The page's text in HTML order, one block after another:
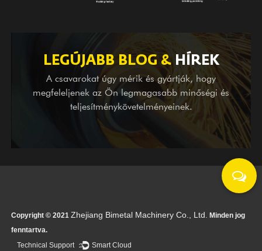
Ön meglévő partnerünk vagy potenciális ügyfelünk,
termékeivel és szolgáltatásaival, szeretettel várjuk
látogatását és érdeklődését teljes szívből és átgondolt
szolgáltatásainkkal.
LEGÚJABB BLOG & HÍREK
A csavarokat úgy mérik és gyártják, hogy
megfeleljenek az Ön legmagasabb minőségi és
teljesítménykövetelményeinek.
Copyright © 2021Zhejiang Bimetal Machinery Co., Ltd. Minden jog
fenntartva.
Technical Support ： Smart Cloud